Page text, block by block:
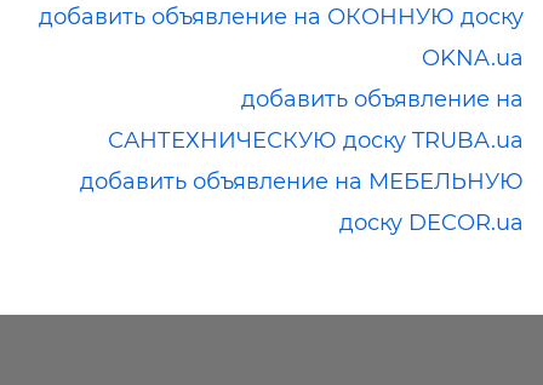
добавить объявление на ОКОННУЮ доску
OKNA.ua
добавить объявление на
САНТЕХНИЧЕСКУЮ доску TRUBA.ua
добавить объявление на МЕБЕЛЬНУЮ
доску DECOR.ua